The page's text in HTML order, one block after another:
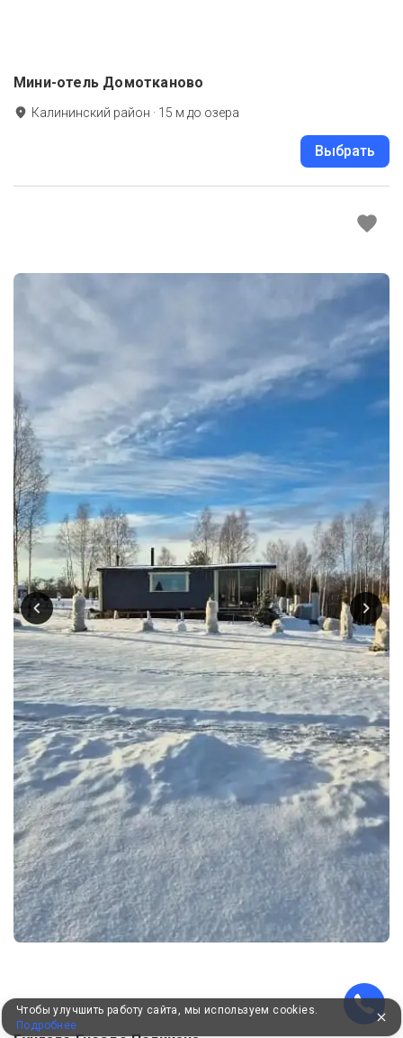
Мини-отель Домотканово
Калининский район · 15 м до озера
Выбрать
Чтобы улучшить работу сайта, мы используем cookies.
Подробнее